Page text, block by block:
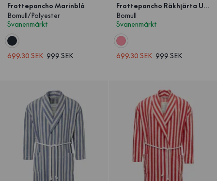
Frotteponcho Marinblå
Bomull/Polyester
Svanenmärkt
699.30 SEK 999 SEK
Frotteponcho Räkhjärta Unisex
Bomull
Svanenmärkt
699.30 SEK 999 SEK